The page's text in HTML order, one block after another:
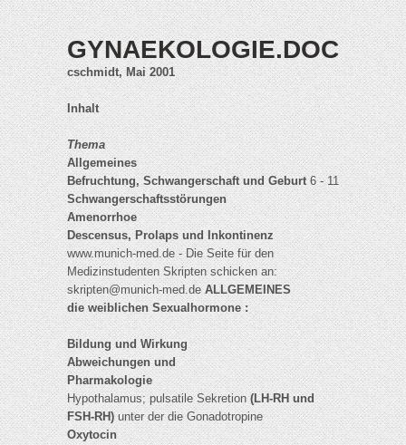
GYNAEKOLOGIE.DOC
cschmidt, Mai 2001
Inhalt
Thema
Allgemeines
Befruchtung, Schwangerschaft und Geburt6 - 11
Schwangerschaftsstörungen
Amenorrhoe
Descensus, Prolaps und Inkontinenz
www.munich-med.de - Die Seite für den
Medizinstudenten Skripten schicken an:
skripten@munich-med.de ALLGEMEINES
die weiblichen Sexualhormone :
Bildung und Wirkung
Abweichungen und
Pharmakologie
Hypothalamus; pulsatile Sekretion(LH-RH und
FSH-RH)unter der die Gonadotropine
Oxytocin